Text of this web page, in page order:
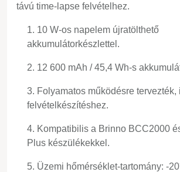
távú time-lapse felvételhez.
10 W-os napelem újratölthető
akkumulátorkészlettel.
12 600 mAh / 45,4 Wh-s
Folyamatos működésre tervezték,
felvételkészítéshez.
Kompatibilis a Brinno BCC2000
Plus készülékekkel.
Üzemi hőmérséklet-tartomány: -